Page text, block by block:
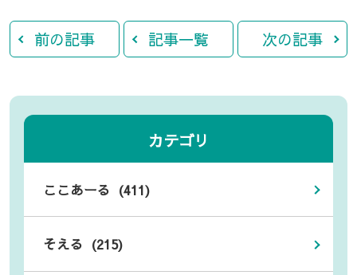
前の記事 記事一覧 次の記事
カテゴリ
ここあーる (411)
そえる (215)